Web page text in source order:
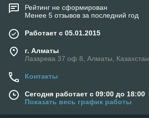
Рейтинг не сформирован
Менее 5 отзывов за последний год
Работает с 05.01.2015
г. Алматы
Лазарева 37 оф 8, Алматы, Казахстан
Контакты
Сегодня работает с 09:00 до 18:00
Показать весь график работы